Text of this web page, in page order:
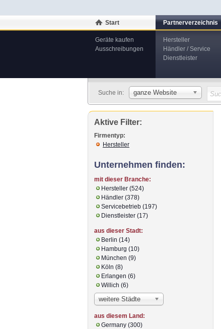
Start
Geräte kaufen
Ausschreibungen
Partnerverzeichnis
Hersteller
Händler / Service
Dienstleister
Suche in: ganze Website
Aktive Filter:
Firmentyp:
Hersteller
Unternehmen finden:
mit dieser Branche:
Hersteller (524)
Händler (378)
Servicebetrieb (197)
Dienstleister (17)
aus dieser Stadt:
Berlin (14)
Hamburg (10)
München (9)
Köln (8)
Erlangen (6)
Willich (6)
weitere Städte
aus diesem Land:
Germany (300)